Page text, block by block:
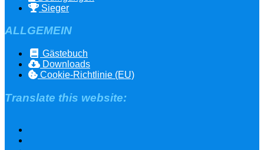
Sieger
ALLGEMEIN
Gästebuch
Downloads
Cookie-Richtlinie (EU)
Translate this website: